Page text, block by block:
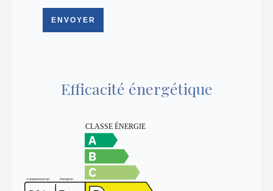
ENVOYER
Efficacité énergétique